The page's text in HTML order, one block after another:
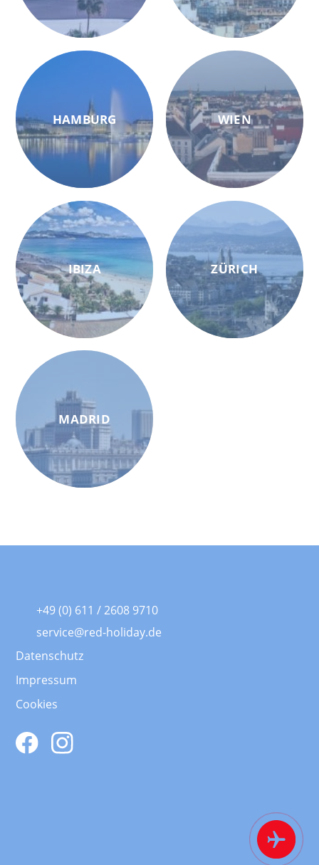
HAMBURG
IBIZA
MADRID
WIEN
ZÜRICH
+49 (0) 611 / 2608 9710
service@red-holiday.de
Datenschutz
Impressum
Cookies